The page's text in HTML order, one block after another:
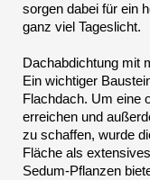
sorgen dabei für ein
ganz viel Tageslicht.
Dachabdichtung mit
Ein wichtiger
Flachdach. Um eine
erreichen und
zu schaffen, wurde
Fläche als
Sedum-Pflanzen